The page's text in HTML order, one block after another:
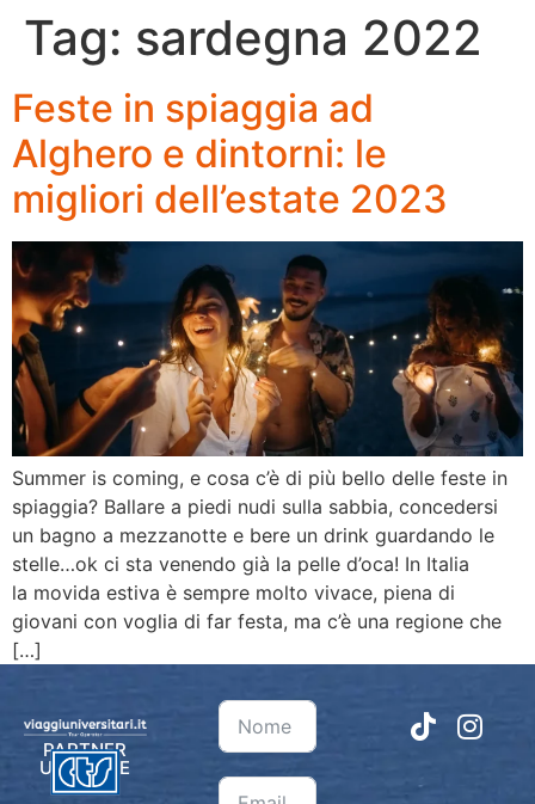
Tag: sardegna 2022
Feste in spiaggia ad
Alghero e dintorni: le
migliori dell’estate 2023
Summer is coming, e cosa c’è di più bello delle feste in
spiaggia? Ballare a piedi nudi sulla sabbia, concedersi
un bagno a mezzanotte e bere un drink guardando le
stelle…ok ci sta venendo già la pelle d’oca! In Italia
la movida estiva è sempre molto vivace, piena di
giovani con voglia di far festa, ma c’è una regione che
[…]
PARTNER
UFFICIALE